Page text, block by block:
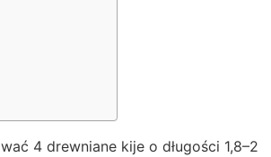
4 drewniane kije o długości 1,8–2